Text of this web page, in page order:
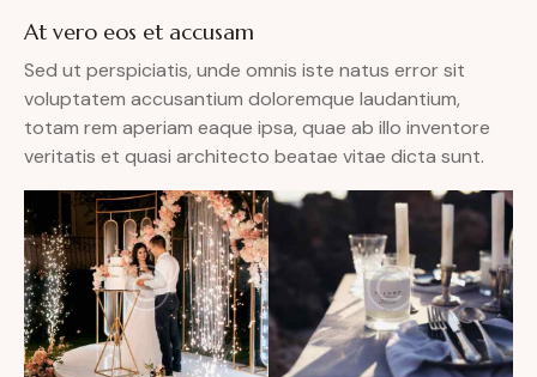
At vero eos et accusam
Sed ut perspiciatis, unde omnis iste natus error sit
voluptatem accusantium doloremque laudantium,
totam rem aperiam eaque ipsa, quae ab illo inventore
veritatis et quasi architecto beatae vitae dicta sunt.